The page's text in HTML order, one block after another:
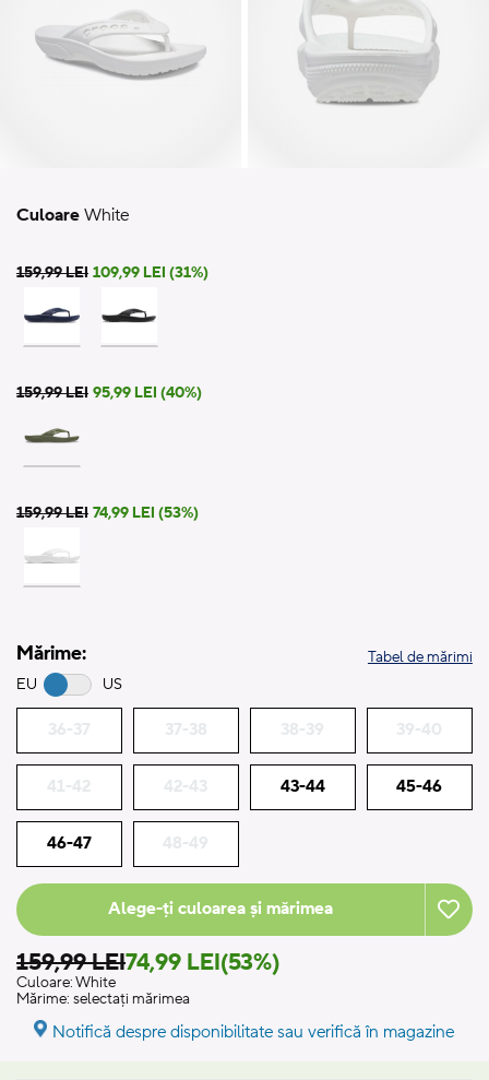
Culoare White
159,99 LEI 109,99 LEI (31%)
159,99 LEI 95,99 LEI (40%)
159,99 LEI 74,99 LEI (53%)
Mărime:
EU US
Tabel de mărimi
36-37 37-38 38-39 39-40
41-42 42-43 43-44 45-46
46-47 48-49
Alege-ți culoarea și mărimea
159,99 LEI74,99 LEI(53%)
Culoare:White
Mărime: selectați mărimea
Notifică despre disponibilitate sau verifică în magazine